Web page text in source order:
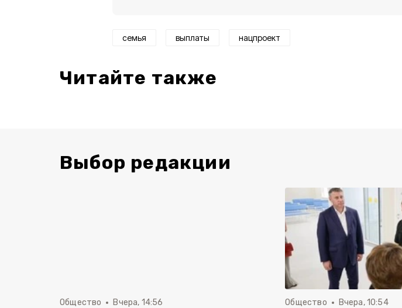
семья выплаты нацпроект
Читайте также
Выбор редакции
Общество Вчера, 14:56 Общество Вчера, 10:54